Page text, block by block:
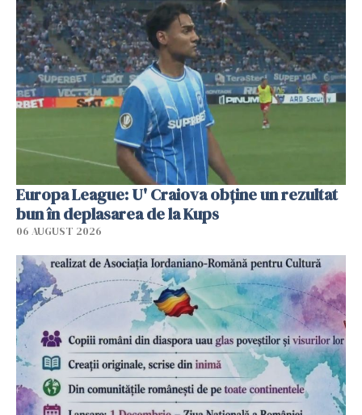
Europa League: U' Craiova obține un rezultat
bun în deplasarea de la Kups
06 AUGUST 2026